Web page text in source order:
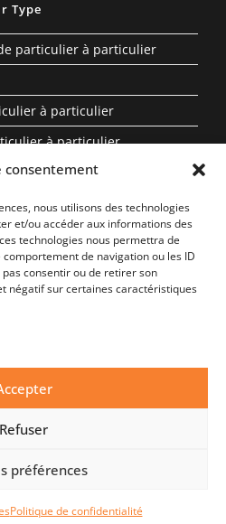
consentement
nous utilisons des technologies
et/ou accéder aux informations des
technologies nous permettra de
de navigation ou les ID
consentir ou de retirer son
négatif sur certaines caractéristiques
Refuser
préférences
Politique de confidentialité
Type
particulier à particulier
à particulier
à particulier
Rhône-Alpes entre
Région